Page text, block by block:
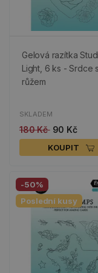
Gelová razítka
Light, 6 ks - Srdce s
růžem
SKLADEM
180 Kč 90 Kč
KOUPIT
-50%
Poslední kusy